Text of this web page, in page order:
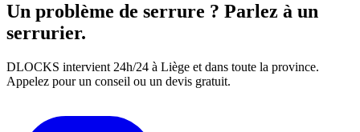
Un problème de serrure ? Parlez à un
serrurier.
DLOCKS intervient 24h/24 à Liège et dans toute la province.
Appelez pour un conseil ou un devis gratuit.